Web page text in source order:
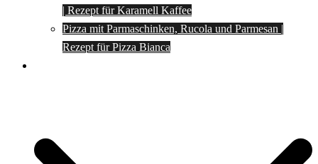
| Rezept für Karamell Kaffee
Pizza mit Parmaschinken, Rucola und Parmesan |
Rezept für Pizza Bianca